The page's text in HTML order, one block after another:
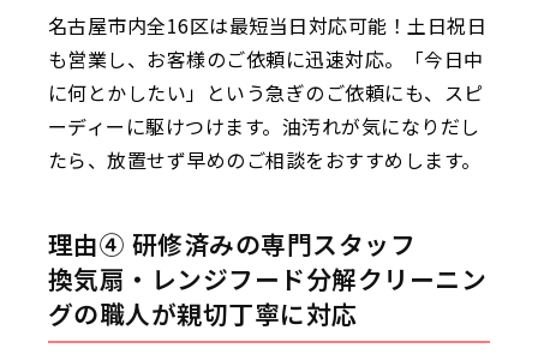
名古屋市内全16区は最短当日対応可能！土日祝日
も営業し、お客様のご依頼に迅速対応。「今日中
に何とかしたい」という急ぎのご依頼にも、スピ
ーディーに駆けつけます。油汚れが気になりだし
たら、放置せず早めのご相談をおすすめします。
理由④ 研修済みの専門スタッフ
換気扇・レンジフード分解クリーニン
グの職人が親切丁寧に対応